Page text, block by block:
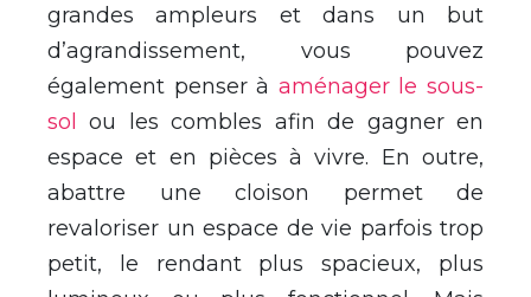
grandes ampleurs et dans un but
d’agrandissement, vous pouvez
également penser à aménager le sous-
sol ou les combles afin de gagner en
espace et en pièces à vivre. En outre,
abattre une cloison permet de
revaloriser un espace de vie parfois trop
petit, le rendant plus spacieux, plus